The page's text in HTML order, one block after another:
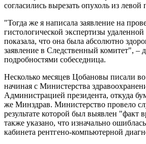
согласились вырезать опухоль из левой
"Тогда же я написала заявление на
гистологической экспертизы
показала, что она была абсолютно
заявление в Следственный комитет", –
подробностями собеседница.
Несколько месяцев Цобановы писали
начиная с Министерства
Администрацией президента, откуда
же Минздрав. Министерство провело
результате которой был выявлен "факт
также указано, что изначально
кабинета рентгено-компьютерной